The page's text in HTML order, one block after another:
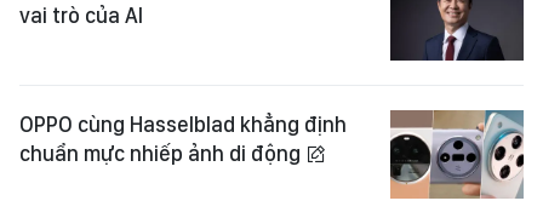
vai trò của AI
OPPO cùng Hasselblad khẳng định
chuẩn mực nhiếp ảnh di động